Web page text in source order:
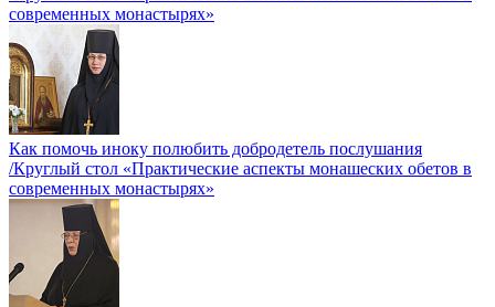
современных монастырях»
Как помочь иноку полюбить добродетель послушания
/Круглый стол «Практические аспекты монашеских обетов в
современных монастырях»